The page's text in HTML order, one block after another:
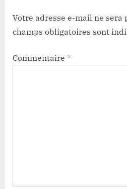
Votre adresse e-mail ne sera
champs obligatoires sont
Commentaire *